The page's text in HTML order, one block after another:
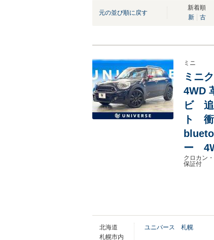
元の並び順に戻す
新着順
新
古
ミニ
ミニ
4WD
ビ 追
ト
ー
クロカン
保証付
北海道
札幌市内
ユニバース 札幌